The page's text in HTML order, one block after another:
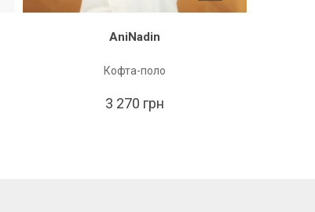
AniNadin
Кофта-поло
3 270 грн